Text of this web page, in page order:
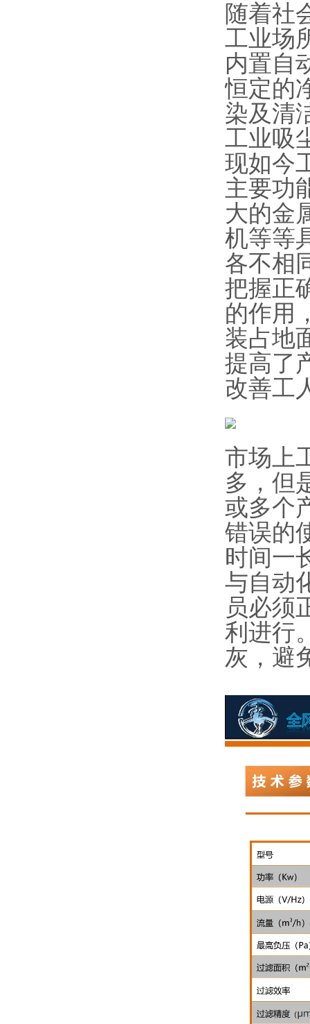
随着社
工业场
内置自
恒定的
染及清
工业吸
现如今
主要功
大的金
机等等
各不相
把握正
的作用
装占地
提高了
改善工
市场上
多，但
或多个
错误的
时间一
与自动
员必须
利进行
灰，避